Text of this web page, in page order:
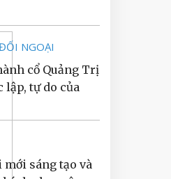
NGOẠI
cổ Quảng Trị
lập, tự do của
mới sáng tạo và